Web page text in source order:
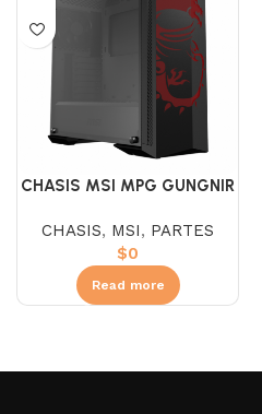
CHASIS MSI MPG GUNGNIR
CHASIS, MSI, PARTES
$0
Read more